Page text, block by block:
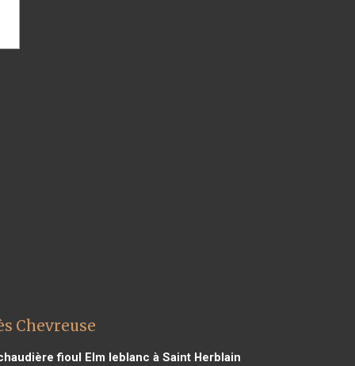
Chevreuse
fioul Elm leblanc à Saint Herblain